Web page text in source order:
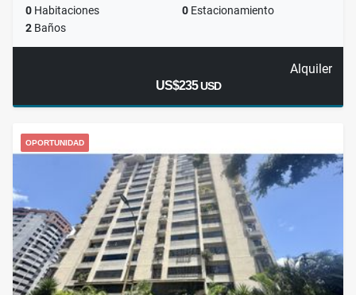
0 Habitaciones 0 Estacionamiento
2 Baños
Alquiler
US$235USD
OPORTUNIDAD